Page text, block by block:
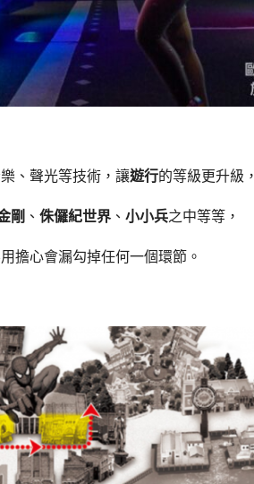
樂、聲光等技術，讓遊行的等級更升級，
剛 、 侏儸紀世界 、 小小兵之中等等，
擔心會漏勾掉任何一個環節。